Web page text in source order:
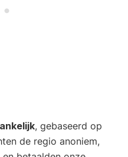
, gebaseerd op
de regio anoniem,